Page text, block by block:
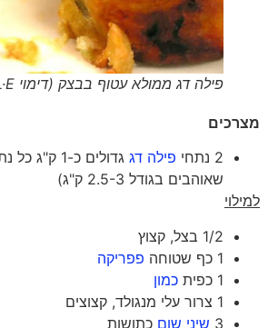
פילה דג ממולא עטוף בבצק (דימוי DALL·E ע"י דני בר)
מצרכים
2 נתחי
פילה דג
גדולים כ-1 ק"ג
שאוהבים בגודל 2.5-3 ק"ג)
למילוי
1/2 בצל, קצוץ
1 כף שטוחה
פפריקה
1 כפית
כמון
1 צרור עלי מנגולד, קצוצים
3
שיני שוםכתושות